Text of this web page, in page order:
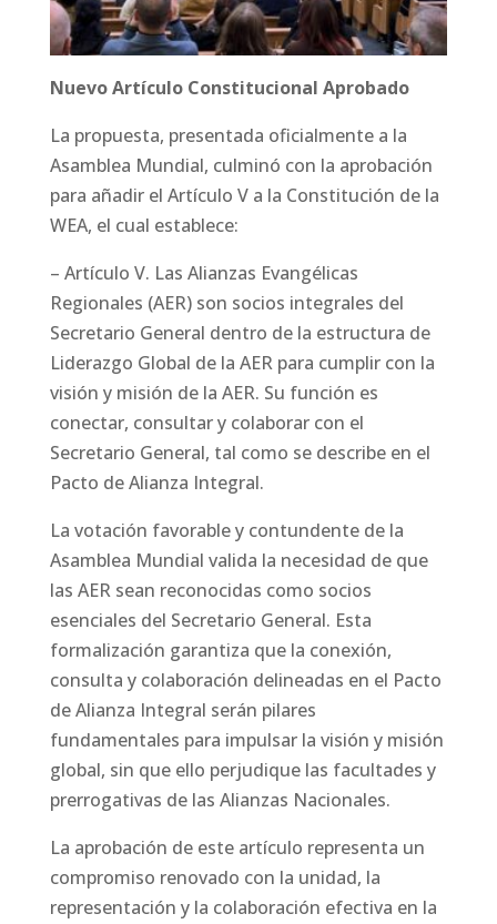
Nuevo Artículo Constitucional Aprobado
La propuesta, presentada oficialmente a la
Asamblea Mundial, culminó con la aprobación
para añadir el Artículo V a la Constitución de la
WEA, el cual establece:
– Artículo V. Las Alianzas Evangélicas
Regionales (AER) son socios integrales del
Secretario General dentro de la estructura de
Liderazgo Global de la AER para cumplir con la
visión y misión de la AER. Su función es
conectar, consultar y colaborar con el
Secretario General, tal como se describe en el
Pacto de Alianza Integral.
La votación favorable y contundente de la
Asamblea Mundial valida la necesidad de que
las AER sean reconocidas como socios
esenciales del Secretario General. Esta
formalización garantiza que la conexión,
consulta y colaboración delineadas en el Pacto
de Alianza Integral serán pilares
fundamentales para impulsar la visión y misión
global, sin que ello perjudique las facultades y
prerrogativas de las Alianzas Nacionales.
La aprobación de este artículo representa un
compromiso renovado con la unidad, la
representación y la colaboración efectiva en la